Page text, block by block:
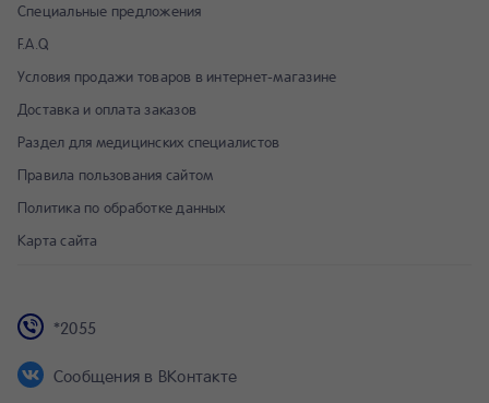
Специальные предложения
F.A.Q
Условия продажи товаров в интернет-магазине
Доставка и оплата заказов
Раздел для медицинских специалистов
Правила пользования сайтом
Политика по обработке данных
Карта сайта
*2055
Сообщения в ВКонтакте